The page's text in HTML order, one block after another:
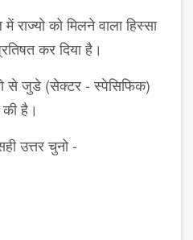
राज्यो को मिलने वाला हिस्सा
कर दिया है।
से जुडे (सेक्टर - स्पेसिफिक)
है।
उत्तर चुनो -